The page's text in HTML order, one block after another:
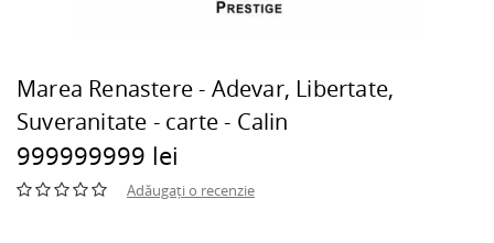
Marea Renastere - Adevar, Libertate,
Suveranitate - carte - Calin
999999999 lei
Adăugați o recenzie